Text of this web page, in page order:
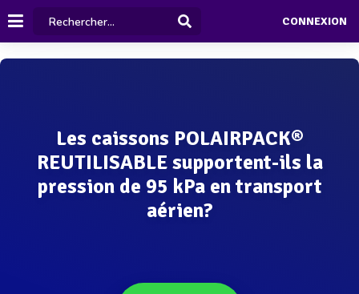
CONNEXION
Les caissons POLAIRPACK®
REUTILISABLE supportent-ils la
pression de 95 kPa en transport
aérien?